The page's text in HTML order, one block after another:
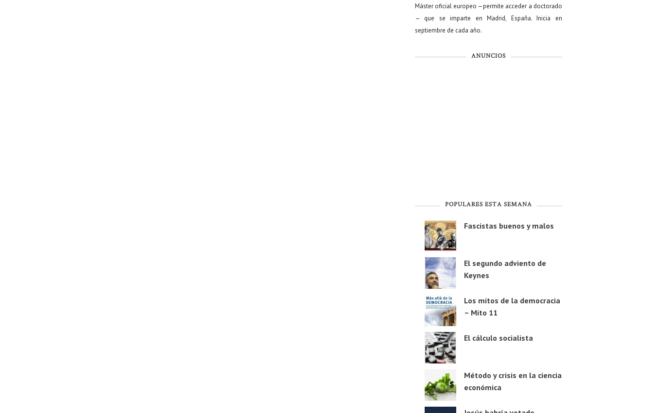
Máster oficial europeo —permite acceder a doctorado
— que se imparte en Madrid, España. Inicia en
septiembre de cada año.
ANUNCIOS
POPULARES ESTA SEMANA
Fascistas buenos y malos
El segundo adviento de
Keynes
Los mitos de la democracia
– Mito 11
El cálculo socialista
Método y crisis en la ciencia
económica